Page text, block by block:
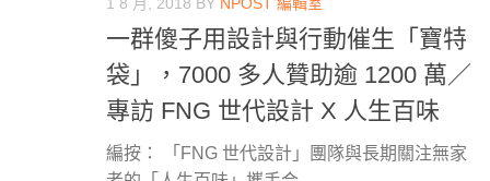
一群傻子用設計與行動催生「寶特
袋」，7000 多人贊助逾 1200 萬／
專訪 FNG 世代設計 X 人生百味
編按： 「FNG 世代設計」團隊與長期關注無家